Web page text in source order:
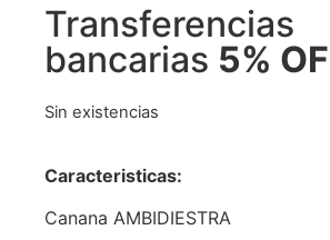
Transferencias
bancarias 5%
Sin existencias
Caracteristicas:
Canana AMBIDIESTRA